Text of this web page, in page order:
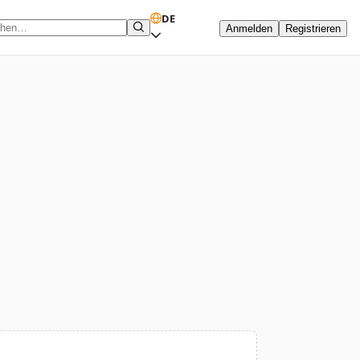
DE
Anmelden Registrieren